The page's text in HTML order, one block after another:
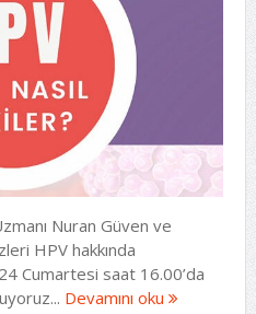
Nuran Güven ve
HPV hakkında
Cumartesi saat 16.00’da
Devamını oku